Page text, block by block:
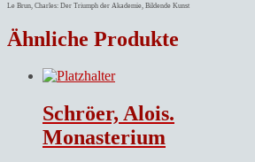
Le Brun, Charles: Der Triumph der Akademie, Bildende Kunst
Ähnliche Produkte
Schröer, Alois.
Monasterium